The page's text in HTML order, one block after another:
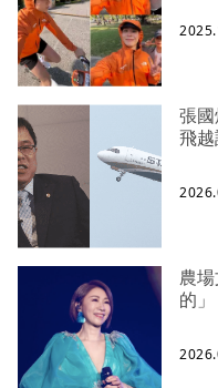
張
飛
農
的